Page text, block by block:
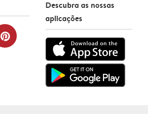
pinterest
Descubra as nossas
aplicações